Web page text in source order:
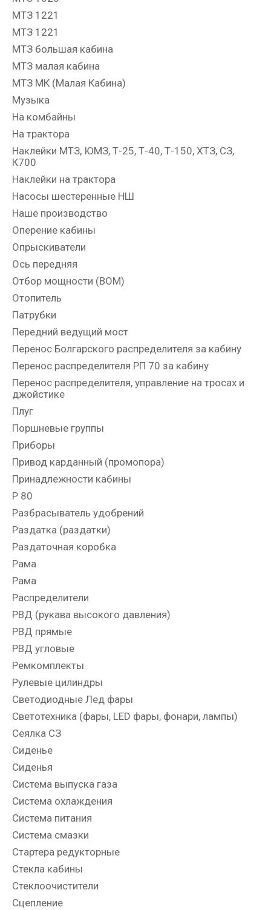
МТЗ 1221
МТЗ 1221
МТЗ большая кабина
МТЗ малая кабина
МТЗ МК (Малая Кабина)
Музыка
На комбайны
На трактора
Наклейки МТЗ, ЮМЗ, Т-25, Т-40, Т-150, ХТЗ, СЗ,
К700
Наклейки на трактора
Насосы шестеренные НШ
Наше производство
Оперение кабины
Опрыскиватели
Ось передняя
Отбор мощности (ВОМ)
Отопитель
Патрубки
Передний ведущий мост
Перенос Болгарского распределителя за кабину
Перенос распределителя РП 70 за кабину
Перенос распределителя, управление на тросах и
джойстике
Плуг
Поршневые группы
Приборы
Привод карданный (промопора)
Принадлежности кабины
Р 80
Разбрасыватель удобрений
Раздатка (раздатки)
Раздаточная коробка
Рама
Рама
Распределители
РВД (рукава высокого давления)
РВД прямые
РВД угловые
Ремкомплекты
Рулевые цилиндры
Светодиодные Лед фары
Светотехника (фары, LED фары, фонари, лампы)
Сеялка СЗ
Сиденье
Сиденья
Система выпуска газа
Система охлаждения
Система питания
Система смазки
Стартера редукторные
Стекла кабины
Стеклоочистители
Сцепление